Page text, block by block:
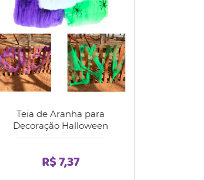
Teia de Aranha para
Decoração Halloween
R$ 7,37